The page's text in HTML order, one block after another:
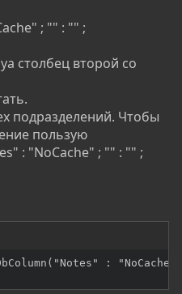
; "" : "" ;
столбец второй со
подразделений. Чтобы
пользую
: "NoCache" ; "" : "" ;
: